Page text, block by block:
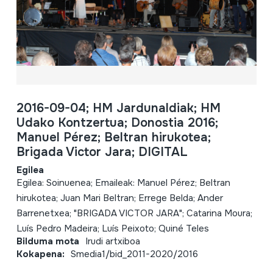
2016-09-04; HM Jardunaldiak; HM
Udako Kontzertua; Donostia 2016;
Manuel Pérez; Beltran hirukotea;
Brigada Victor Jara; DIGITAL
Egilea
Egilea: Soinuenea; Emaileak: Manuel Pérez; Beltran
hirukotea; Juan Mari Beltran; Errege Belda; Ander
Barrenetxea; "BRIGADA VICTOR JARA"; Catarina Moura;
Luís Pedro Madeira; Luís Peixoto; Quiné Teles
Bilduma mota Irudi artxiboa
Kokapena: Smedia1/bid_2011-2020/2016